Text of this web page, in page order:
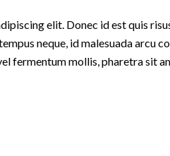
elit. Donec id est quis
neque, id malesuada arcu
fermentum mollis, pharetra sit